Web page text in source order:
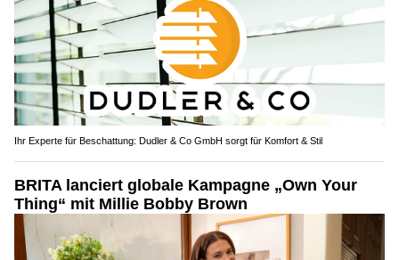
Ihr Experte für Beschattung: Dudler & Co GmbH sorgt für Komfort & Stil
BRITA lanciert globale Kampagne „Own Your
Thing“ mit Millie Bobby Brown